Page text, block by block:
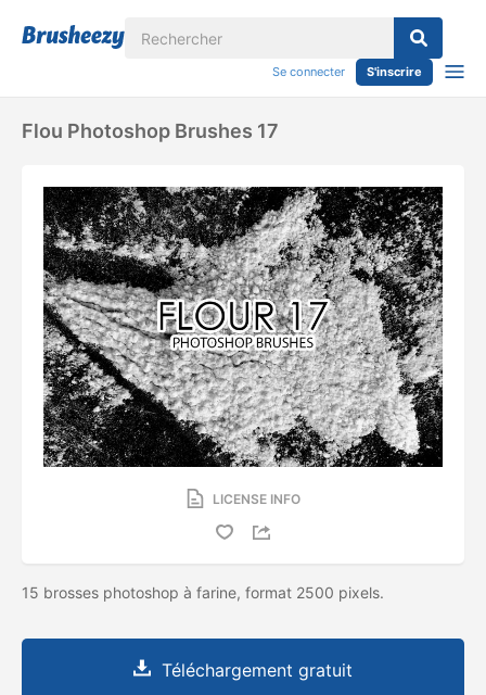
Se connecter S'inscrire
Flou Photoshop Brushes 17
LICENSE INFO
15 brosses photoshop à farine, format 2500 pixels.
Téléchargement gratuit